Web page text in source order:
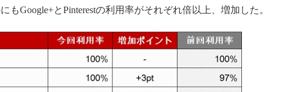
もGoogle+とPinterestの利用率がそれぞれ倍以上、増加した。